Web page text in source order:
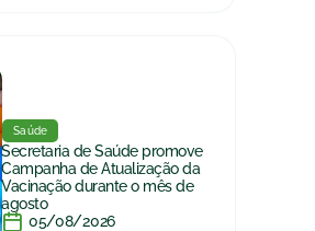
Saúde
Secretaria de Saúde promove
Campanha de Atualização da
Vacinação durante o mês de
agosto
05/08/2026